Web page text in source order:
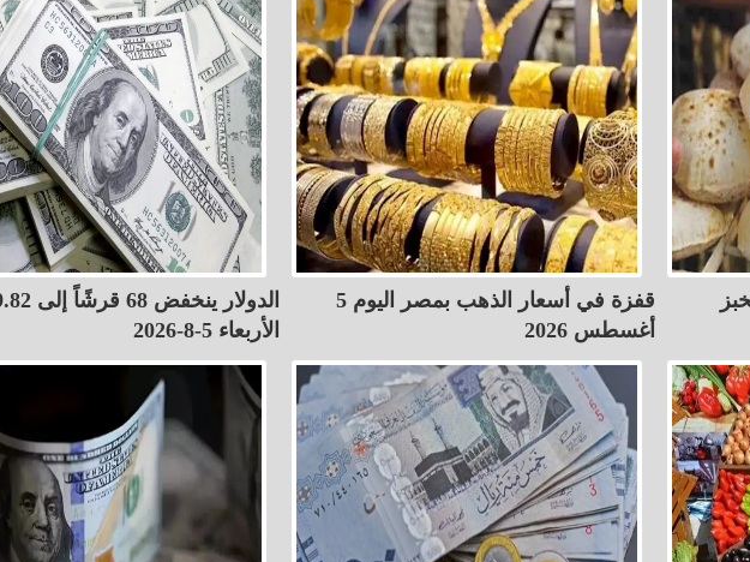
قفزة في أسعار الذهب بمصر اليوم 5
أغسطس 2026
الأربعاء 5-8-2026